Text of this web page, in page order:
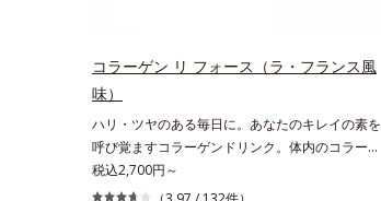
コラーゲン リ フォース（ラ・フランス風
味）
ハリ・ツヤのある毎日に。あなたのキレイの素を
呼び覚ますコラーゲンドリンク。体内のコラーゲ
ンに着目したコラーゲンドリンクです。秘密はレ
モンバームエキス。コラーゲンと相性のいい美容
税込2,700円～